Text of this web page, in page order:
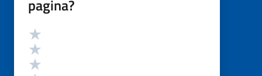
pagina?
Valutazione